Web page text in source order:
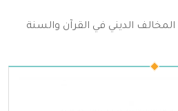
الديني في القرآن والسنة